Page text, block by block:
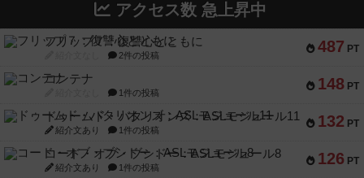
アクセス数 急上昇中
487 PT
フリップ７：復讐心とともに
2件の投稿
148 PT
コンテナ
1件の投稿
132 PT
ドゥームド・バタリオンズ：ASLモジュール11
紹介文あり 1件の投稿
126 PT
コード・オブ・ブシドー：ASLモジュール8
紹介文あり 1件の投稿